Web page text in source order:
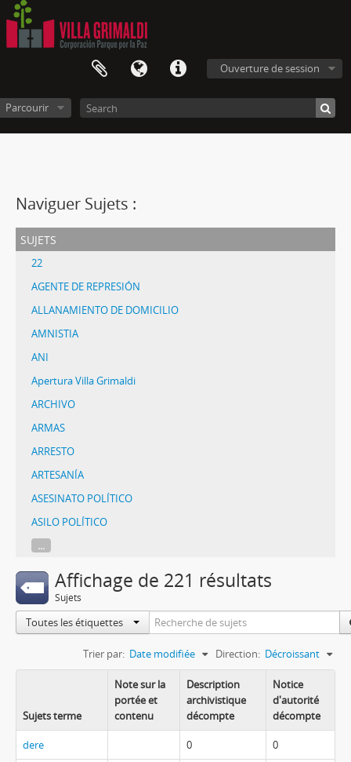
Ouverture de session
Parcourir
Naviguer Sujets :
sujets
22
AGENTE DE REPRESIÓN
ALLANAMIENTO DE DOMICILIO
AMNISTIA
ANI
Apertura Villa Grimaldi
ARCHIVO
ARMAS
ARRESTO
ARTESANÍA
ASESINATO POLÍTICO
ASILO POLÍTICO
...
Affichage de 221 résultats
Sujets
Toutes les étiquettes
Trier par: Date modifiée Direction: Décroissant
Sujets terme
Note sur la
portée et
contenu
Description
archivistique
décompte
Notice
d'autorité
décompte
dere 0 0